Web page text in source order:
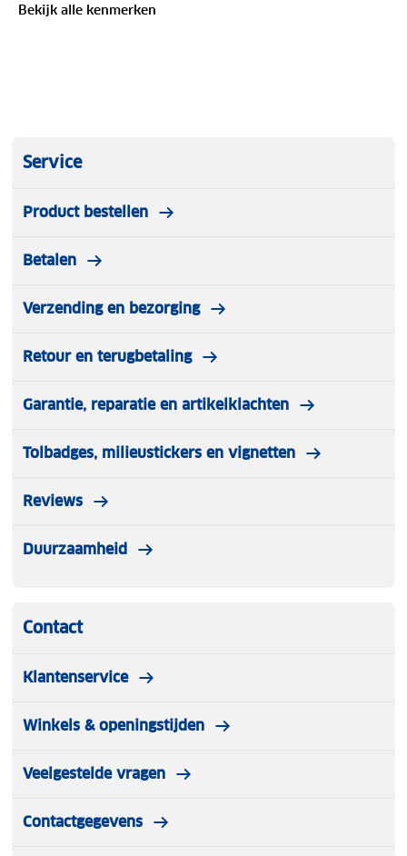
Bekijk alle kenmerken
Service
Product bestellen
Betalen
Verzending en bezorging
Retour en terugbetaling
Garantie, reparatie en artikelklachten
Tolbadges, milieustickers en vignetten
Reviews
Duurzaamheid
Contact
Klantenservice
Winkels & openingstijden
Veelgestelde vragen
Contactgegevens